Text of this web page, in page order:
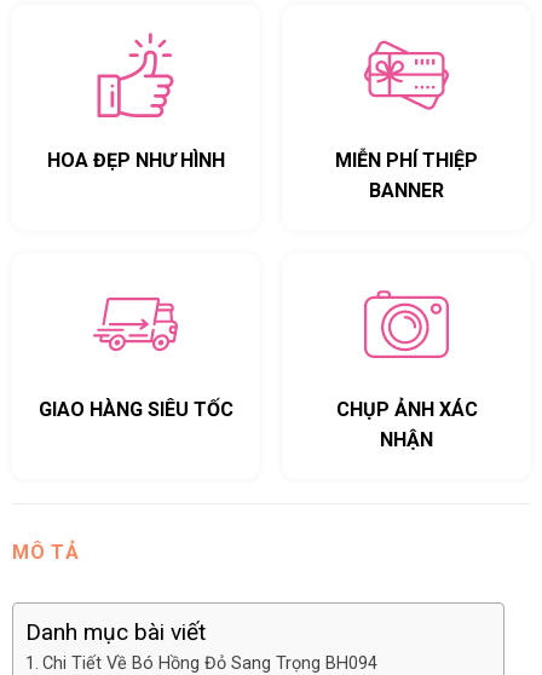
HOA ĐẸP NHƯ HÌNH
MIỄN PHÍ THIỆP
BANNER
GIAO HÀNG SIÊU TỐC
CHỤP ẢNH XÁC
NHẬN
MÔ TẢ
Danh mục bài viết
Chi Tiết Về Bó Hồng Đỏ Sang Trọng BH094